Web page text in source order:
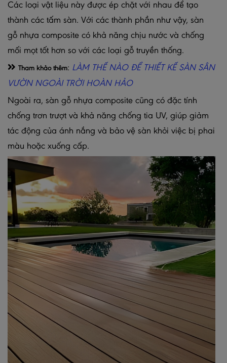
Các loại vật liệu này được ép chặt với nhau để tạo
thành các tấm sàn. Với các thành phần như vậy, sàn
gỗ nhựa composite có khả năng chịu nước và chống
mối mọt tốt hơn so với các loại gỗ truyền thống.
Tham khảo thêm: LÀM THẾ NÀO ĐỂ THIẾT KẾ SÀN SÂN
VƯỜN NGOÀI TRỜI HOÀN HẢO
Ngoài ra, sàn gỗ nhựa composite cũng có đặc tính
chống trơn trượt và khả năng chống tia UV, giúp giảm
tác động của ánh nắng và bảo vệ sàn khỏi việc bị phai
màu hoặc xuống cấp.